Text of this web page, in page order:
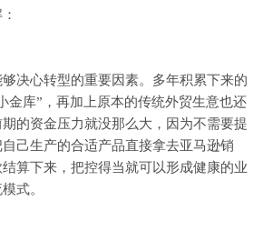
决心转型的重要因素。多年积累下来的
金库”，再加上原本的传统外贸生意也还
的资金压力就没那么大，因为不需要提
己生产的合适产品直接拿去亚马逊销
算下来，把控得当就可以形成健康的业
式。